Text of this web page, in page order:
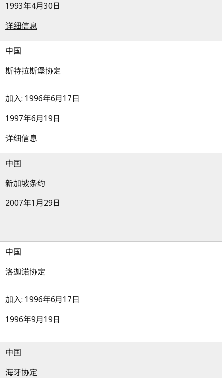
1993年4月30日
详细信息
中国
斯特拉斯堡协定
加入: 1996年6月17日
1997年6月19日
详细信息
中国
新加坡条约
2007年1月29日
中国
洛迦诺协定
加入: 1996年6月17日
1996年9月19日
中国
海牙协定